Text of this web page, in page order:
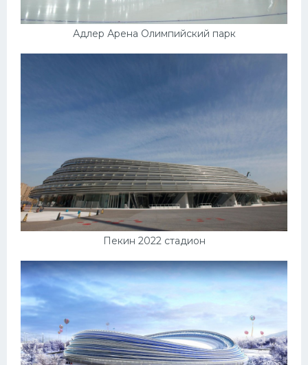
Адлер Арена Олимпийский парк
Пекин 2022 стадион